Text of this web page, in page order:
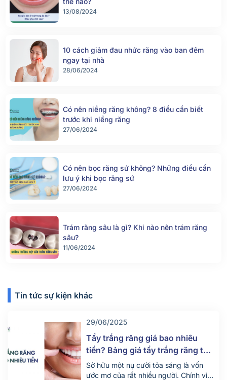
13/08/2024
10 cách giảm đau nhức răng vào ban đêm
ngay tại nhà
28/06/2024
Có nên niềng răng không? 8 điều cần biết
trước khi niềng răng
27/06/2024
Có nên bọc răng sứ không? Những điều cần
lưu ý khi bọc răng sứ
27/06/2024
Trám răng sâu là gì? Khi nào nên trám răng
sâu?
11/06/2024
Tin tức sự kiện khác
29/06/2025
Tẩy trắng răng giá bao nhiêu
tiền? Bảng giá tẩy trắng răng tại
nha khoa mới nhất 2025
Sở hữu một nụ cười tỏa sáng là vốn
ước mơ của rất nhiều người. Chính vì